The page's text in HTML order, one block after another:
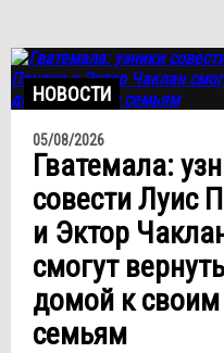
НОВОСТИ
05/08/2026
Гватемала:
совести Луис
и Эктор
смогут
домой к своим
семьям